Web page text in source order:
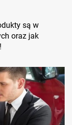
są w
oraz jak